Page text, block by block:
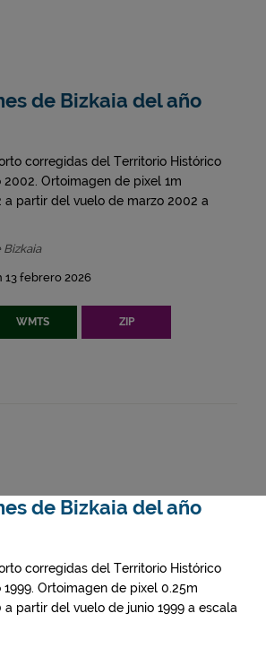
de Bizkaia del año
corregidas del Territorio Histórico
Ortoimagen de pixel 1m
a partir del vuelo de marzo 2002 a
13 febrero 2026
WMTS ZIP
de Bizkaia del año
corregidas del Territorio Histórico
Ortoimagen de pixel 0.25m
partir del vuelo de junio 1999 a escala